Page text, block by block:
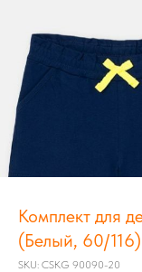
Комплект для
(Белый, 60/116)
SKU: CSKG 90090-20